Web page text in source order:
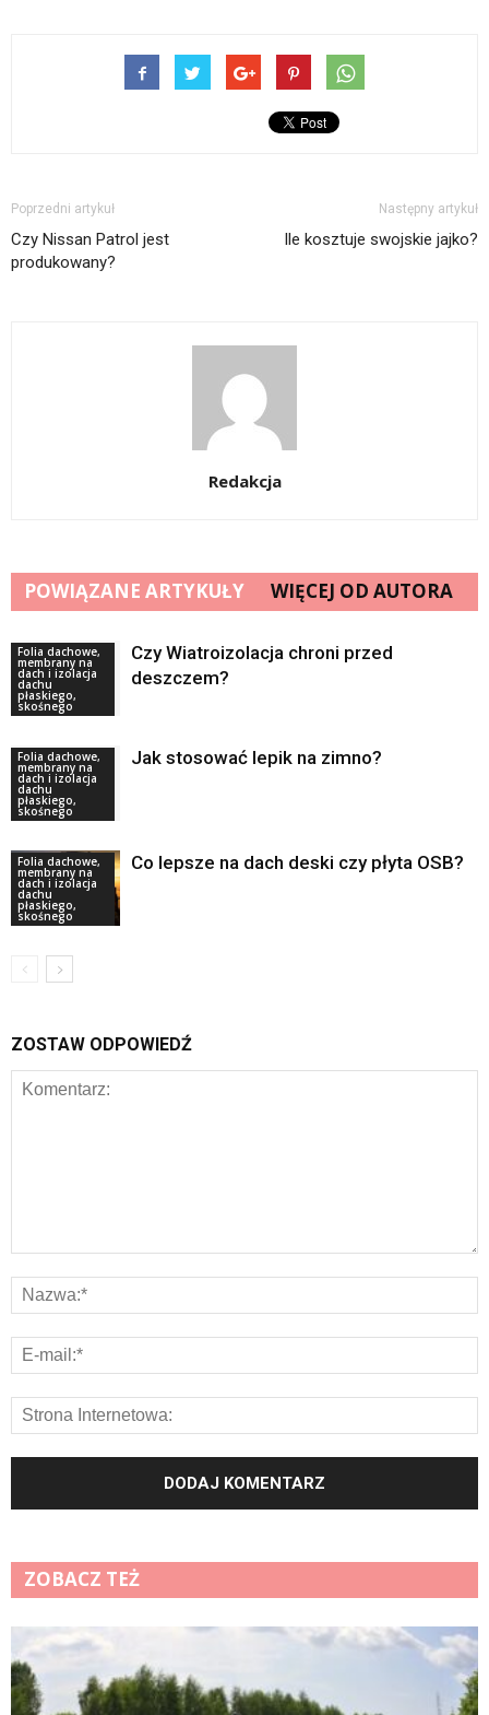
Poprzedni artykuł
Czy Nissan Patrol jest
produkowany?
Następny artykuł
Ile kosztuje swojskie jajko?
Redakcja
POWIĄZANE ARTYKUŁY WIĘCEJ OD AUTORA
Folia dachowe,
membrany na
dach i izolacja
dachu
płaskiego,
skośnego
Czy Wiatroizolacja chroni przed
deszczem?
Folia dachowe,
membrany na
dach i izolacja
dachu
płaskiego,
skośnego
Jak stosować lepik na zimno?
Folia dachowe,
membrany na
dach i izolacja
dachu
płaskiego,
skośnego
Co lepsze na dach deski czy płyta OSB?
ZOSTAW ODPOWIEDŹ
ZOBACZ TEŻ